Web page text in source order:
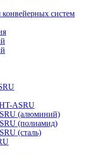
систем
ASRU
(алюминий)
(полиамид)
(сталь)